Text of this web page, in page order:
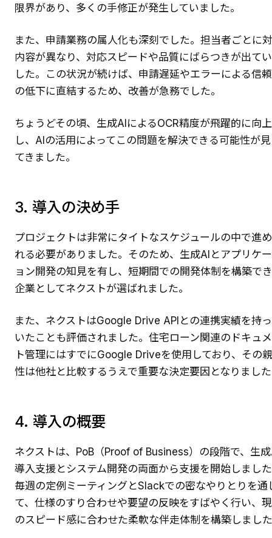
限界があり、多くの手修正が発生していました。
また、申請業務の属人化も深刻でした。担当者ごとに
内容が異なり、対応スピードや品質にばらつきが出て
した。この状況が続けば、申請遅延やエラーによる信
の低下に直結するため、改善が急務でした。
ちょうどその頃、生成AIによるOCR精度が飛躍的に向上
し、AIの活用によってこの問題を解決できる可能性が
てきました。
3. 導入の決め手
プロジェクトは非常にタイトなスケジュールの中で進
れる必要がありました。そのため、生成AIとアプリケ
ョン開発の知見を有し、短期間での開発体制を構築で
企業としてネクストが選ばれました。
また、ネクストはGoogle Drive APIとの連携実績を持
いたことも評価されました。住宅ローン関連のドキュ
ト管理にはすでにGoogle Driveを使用しており、その
性は他社と比較するうえで重要な決定要因となりまし
4. 導入の概要
ネクストは、PoB（Proof of Business）の段階で、生
導入支援とシステム開発の両面から支援を開始しまし
毎週の定例ミーティングとSlackでの密なやりとりを通
て、仕様のすり合わせや要望の反映をすばやく行い、
のスピード感に合わせた柔軟な伴走体制を構築しまし